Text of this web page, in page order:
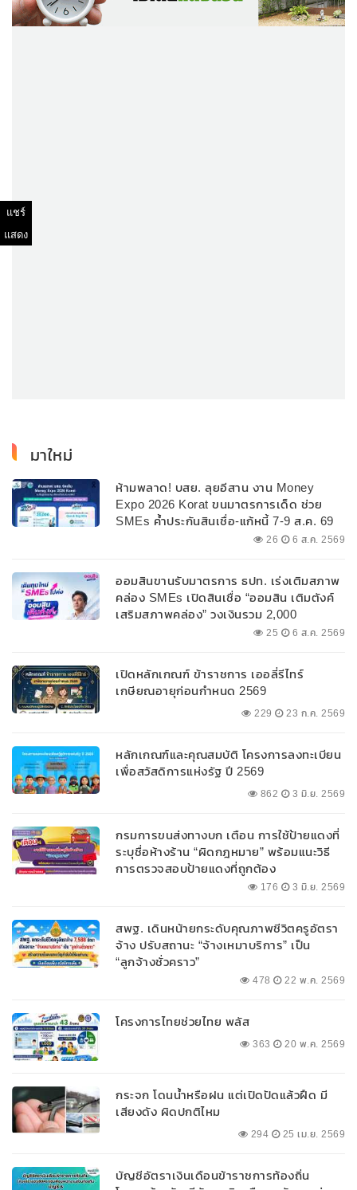
แชร์
แสดง
มาใหม่
ห้ามพลาด! บสย. ลุยอีสาน งาน Money
Expo 2026 Korat ขนมาตรการเด็ด ช่วย
SMEs ค้ำประกันสินเชื่อ-แก้หนี้ 7-9 ส.ค. 69
26 6 ส.ค. 2569
ออมสินขานรับมาตรการ ธปท. เร่งเติมสภาพ
คล่อง SMEs เปิดสินเชื่อ “ออมสิน เติมตังค์
เสริมสภาพคล่อง” วงเงินรวม 2,000
ลบ.สนับสนุนเงินทุนหมุนเวียนวงเงินกู้สูงสุด
25 6 ส.ค. 2569
เปิดหลักเกณฑ์ ข้าราชการ เออลี่รีไทร์
เกษียณอายุก่อนกำหนด 2569
229 23 ก.ค. 2569
หลักเกณฑ์และคุณสมบัติ โครงการลงทะเบียน
เพื่อสวัสดิการแห่งรัฐ ปี 2569
862 3 มิ.ย. 2569
กรมการขนส่งทางบก เตือน การใช้ป้ายแดงที่
ระบุชื่อห้างร้าน “ผิดกฎหมาย” พร้อมแนะวิธี
การตรวจสอบป้ายแดงที่ถูกต้อง
176 3 มิ.ย. 2569
สพฐ. เดินหน้ายกระดับคุณภาพชีวิตครูอัตรา
จ้าง ปรับสถานะ “จ้างเหมาบริการ” เป็น
“ลูกจ้างชั่วคราว”
478 22 พ.ค. 2569
โครงการไทยช่วยไทย พลัส
363 20 พ.ค. 2569
กระจก โดนน้ำหรือฝน แต่เปิดปัดแล้วฝืด มี
เสียงดัง ผิดปกติไหม
294 25 เม.ย. 2569
บัญชีอัตราเงินเดือนข้าราชการท้องถิ่น